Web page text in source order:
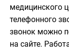
медицинского
телефонного
звонок можно
на сайте.